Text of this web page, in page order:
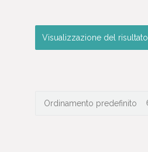
Visualizzazione del risultato